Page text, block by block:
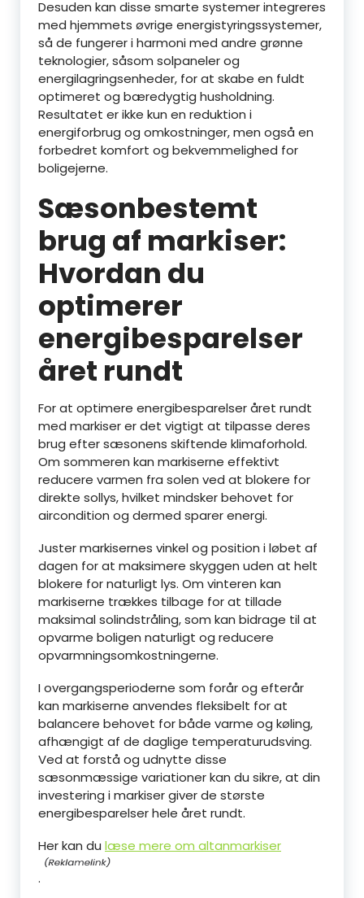
Desuden kan disse smarte systemer integreres
med hjemmets øvrige energistyringssystemer,
så de fungerer i harmoni med andre grønne
teknologier, såsom solpaneler og
energilagringsenheder, for at skabe en fuldt
optimeret og bæredygtig husholdning.
Resultatet er ikke kun en reduktion i
energiforbrug og omkostninger, men også en
forbedret komfort og bekvemmelighed for
boligejerne.
Sæsonbestemt
brug af markiser:
Hvordan du
optimerer
energibesparelser
året rundt
For at optimere energibesparelser året rundt
med markiser er det vigtigt at tilpasse deres
brug efter sæsonens skiftende klimaforhold.
Om sommeren kan markiserne effektivt
reducere varmen fra solen ved at blokere for
direkte sollys, hvilket mindsker behovet for
aircondition og dermed sparer energi.
Juster markisernes vinkel og position i løbet af
dagen for at maksimere skyggen uden at helt
blokere for naturligt lys. Om vinteren kan
markiserne trækkes tilbage for at tillade
maksimal solindstråling, som kan bidrage til at
opvarme boligen naturligt og reducere
opvarmningsomkostningerne.
I overgangsperioderne som forår og efterår
kan markiserne anvendes fleksibelt for at
balancere behovet for både varme og køling,
afhængigt af de daglige temperaturudsving.
Ved at forstå og udnytte disse
sæsonmæssige variationer kan du sikre, at din
investering i markiser giver de største
energibesparelser hele året rundt.
Her kan du læse mere om altanmarkiser
.